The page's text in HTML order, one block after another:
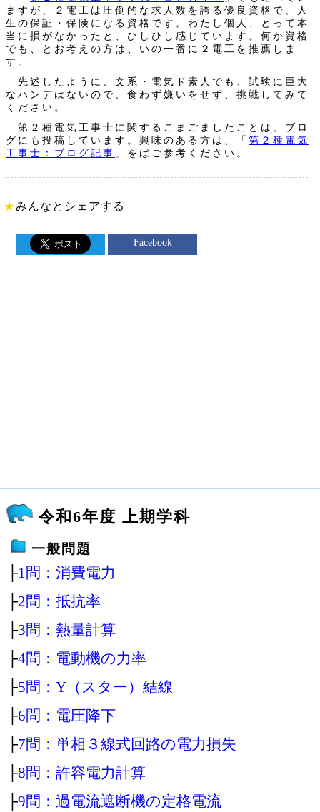
ますが、２電工は圧倒的な求人数を誇る優良資格で、人
生の保証・保険になる資格です。わたし個人、とって本
当に損がなかったと、ひしひし感じています。何か資格
でも、とお考えの方は、いの一番に２電工を推薦しま
す。
先述したように、文系・電気ド素人でも、試験に巨大
なハンデはないので、食わず嫌いをせず、挑戦してみて
ください。
第２種電気工事士に関するこまごましたことは、ブロ
グにも投稿しています。興味のある方は、「 第２種電気
工事士：ブログ記事 」をばご参考ください。
★みんなとシェアする
Facebook
令和6年度 上期学科
一般問題
├1問：消費電力
├2問：抵抗率
├3問：熱量計算
├4問：電動機の力率
├5問：Y（スター）結線
├6問：電圧降下
├7問：単相３線式回路の電力損失
├8問：許容電力計算
├9問：過電流遮断機の定格電流